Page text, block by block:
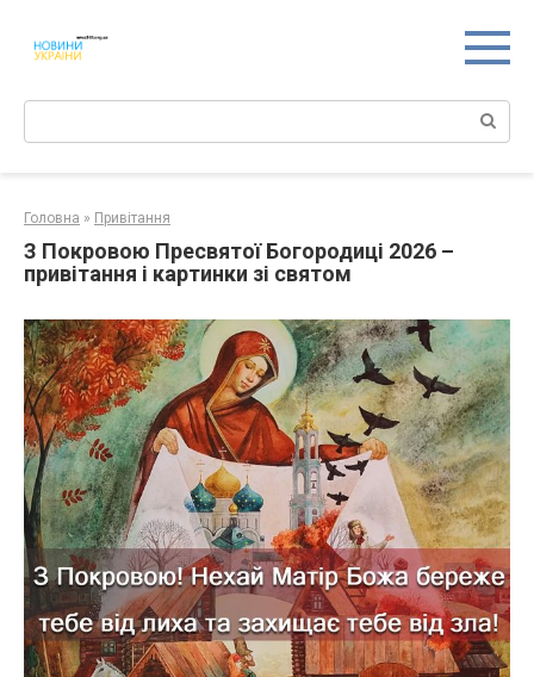
контенту
Поиск:
Головна » Привітання
З Покровою Пресвятої Богородиці 2026 –
привітання і картинки зі святом